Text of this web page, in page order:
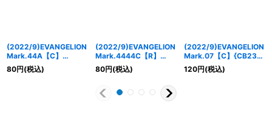
(2022/9)EVANGELION
Mark.44A【C】
{CB23-011}《多》
80円(税込)
(2022/9)EVANGELION
Mark.4444C【R】
{CB23-015}《多》
80円(税込)
(2022/9)EVANGELION
Mark.07【C】{CB23-
018}《紫》
120円(税込)